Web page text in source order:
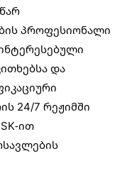
პროფესიონალი
და
24/7 რეჟიმში
ით